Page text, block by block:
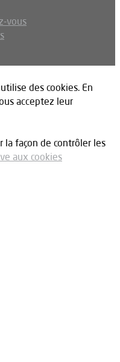
vous
des cookies. En
acceptez leur
la façon de contrôler les
aux cookies